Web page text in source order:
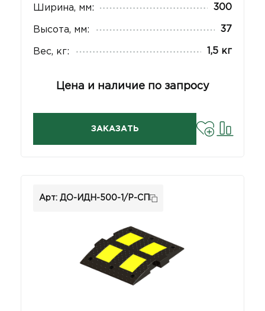
Ширина, мм: 300
Высота, мм: 37
Вес, кг: 1,5 кг
Цена и наличие по запросу
ЗАКАЗАТЬ
Арт: ДО-ИДН-500-1/Р-СП